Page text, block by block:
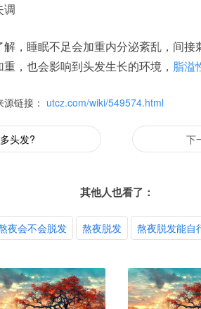
睡眠不足会加重内分泌紊乱，间接
，也会影响到头发生长的环境， 脂溢
链接： utcz.com/wiki/549574.html
头发? 下
其他人也看了：
夜会不会脱发 熬夜脱发 熬夜脱发能自